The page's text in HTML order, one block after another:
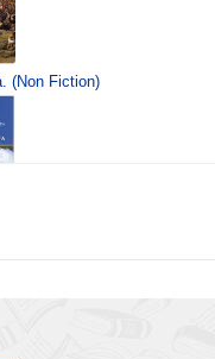
(Non Fiction)